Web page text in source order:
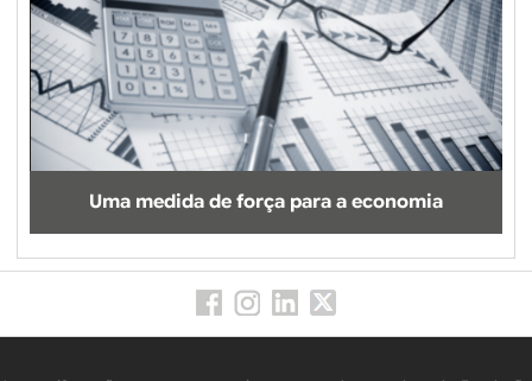
Uma medida de força para a economia